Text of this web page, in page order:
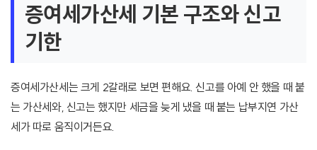
증여세가산세 기본 구조와 신고
기한
증여세가산세는 크게 2갈래로 보면 편해요. 신고를 아예 안 했을 때 붙
는 가산세와, 신고는 했지만 세금을 늦게 냈을 때 붙는 납부지연 가산
세가 따로 움직이거든요.